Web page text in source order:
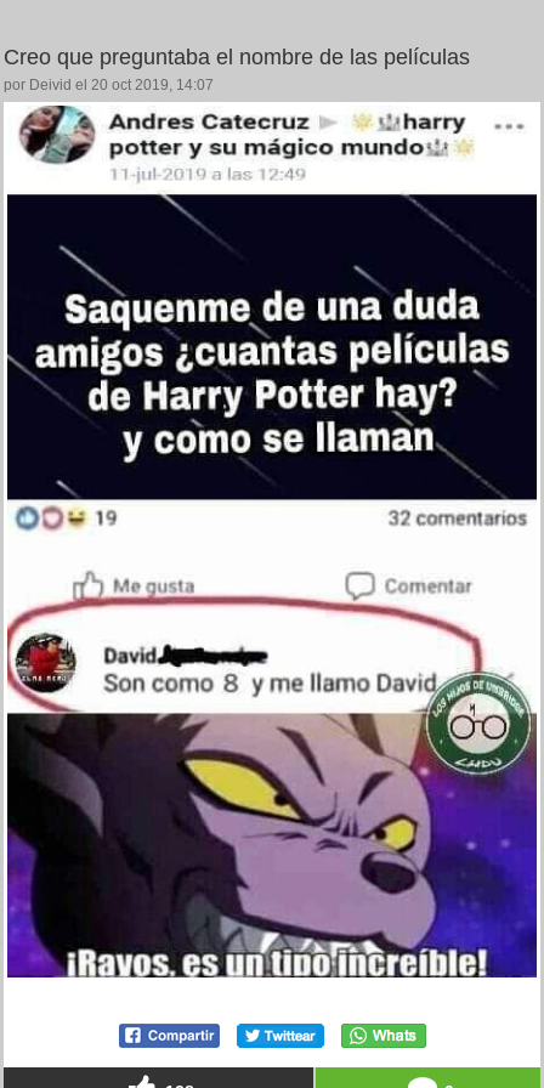
Creo que preguntaba el nombre de las películas
por Deivid el 20 oct 2019, 14:07